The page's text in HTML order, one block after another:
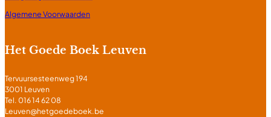
Algemene Voorwaarden
Het Goede Boek Leuven
Tervuursesteenweg 194
3001 Leuven
Tel. 016 14 62 08
Leuven@hetgoedeboek.be